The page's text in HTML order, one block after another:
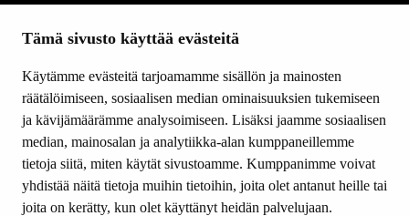
Tämä sivusto käyttää evästeitä
Käytämme evästeitä tarjoamamme sisällön ja mainosten
räätälöimiseen, sosiaalisen median ominaisuuksien tukemiseen
ja kävijämäärämme analysoimiseen. Lisäksi jaamme sosiaalisen
median, mainosalan ja analytiikka-alan kumppaneillemme
tietoja siitä, miten käytät sivustoamme. Kumppanimme voivat
yhdistää näitä tietoja muihin tietoihin, joita olet antanut heille tai
joita on kerätty, kun olet käyttänyt heidän palvelujaan.
Ajankohtaista
Yhteystiedot
SEURAA MEITÄ
Facebook
Instagram